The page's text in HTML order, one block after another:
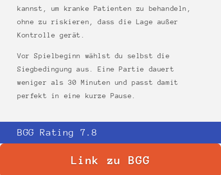
kannst, um kranke Patienten zu behandeln,
ohne zu riskieren, dass die Lage außer
Kontrolle gerät.
Vor Spielbeginn wählst du selbst die
Siegbedingung aus. Eine Partie dauert
weniger als 30 Minuten und passt damit
perfekt in eine kurze Pause.
BGG Rating 7.8
Link zu BGG